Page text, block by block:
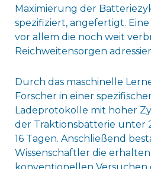
Maximierung der
spezifiziert, angefertigt.
vor allem die noch weit
Reichweitensorgen
Durch das maschinelle
Forscher in einer
Ladeprotokolle mit hoher
der Traktionsbatterie unter
16 Tagen. Anschließend
Wissenschaftler die